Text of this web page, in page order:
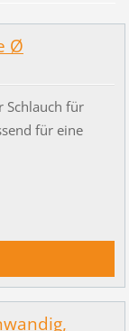
Ø
Schlauch für
für eine